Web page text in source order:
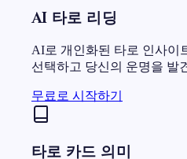
AI 타로 리딩
AI로 개인화된 타로 인사이
선택하고 당신의 운명을 발
무료로 시작하기
타로 카드 의미